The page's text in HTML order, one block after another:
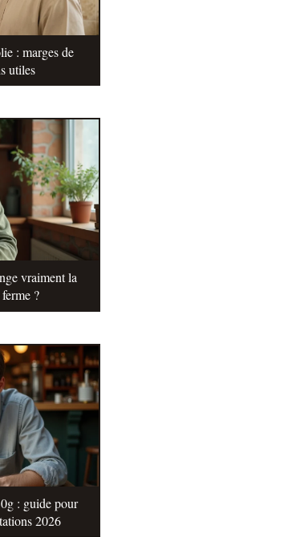
: marges de
utiles
vraiment la
?
: guide pour
2026